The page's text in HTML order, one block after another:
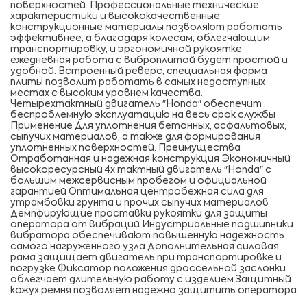
поверхностей. Профессиональные технические
характеристики и высококачественные
конструкционные материалы позволяют работать
эффективнее, а благодаря колесам, облегчающим
транспортировку, и эргономичной рукоятке
ежедневная работа с виброплитой будет простой и
удобной. Встроенный реверс, специальная форма
плиты позволит работать в самых недоступных
местах с высоким уровнем качества.
Четырехтактный двигатель ″Honda″ обеспечит
беспроблемную эксплуатацию на весь срок службы
Применение Для уплотнения бетонных, асфальтовых,
сыпучих материалов, а также для формирования
уплотненных поверхностей. Преимущества
Отработанная и надежная конструкция Экономичный
высокоресурсный 4х тактный двигатель ″Honda″ с
большим межсервисным пробегом и официальной
гарантией Оптимальная центробежная сила для
утрамбовки грунта и прочих сыпучих материалов
Демпфирующие проставки рукоятки для защиты
оператора от вибраций Индустриальные подшипники
вибратора обеспечивают повышенную надежность
самого нагруженного узла Дополнительная силовая
рама защищает двигатель при транспортировке и
погрузке Фиксатор положения дроссельной заслонки
облегчает длительную работу с изделием Защитный
кожух ремня позволяет надежно защитить оператора